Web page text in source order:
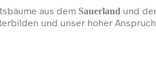
aus dem Sauerland und
und unser hoher